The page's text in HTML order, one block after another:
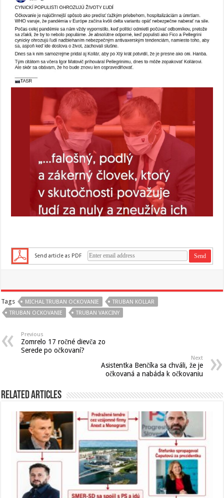
Send article as PDF
Tags MICHAL TRUBAN OCKOVANIE
TRUBAN KOLLAR
TRUBAN OCKOVANIE
TRUBAN VAKCINY
Previous
Zomrelo 17 ročné dievča zo
Serede po očkovaní?
Next
Asistentka Benčíka sa chváli, že je
očkovaná a nabáda k očkovaniu
Related Articles